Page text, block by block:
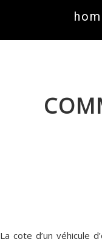
La cote d’un véhicule